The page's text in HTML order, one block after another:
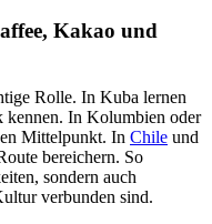
Kakao und
Rolle. In Kuba lernen
kennen. In Kolumbien oder
Mittelpunkt. In Chile und
bereichern. So
sondern auch
verbunden sind.